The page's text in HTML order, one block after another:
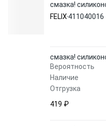
смазка!
FELIX 411040016
смазка!
Вероятность
Наличие
Отгрузка
419 ₽